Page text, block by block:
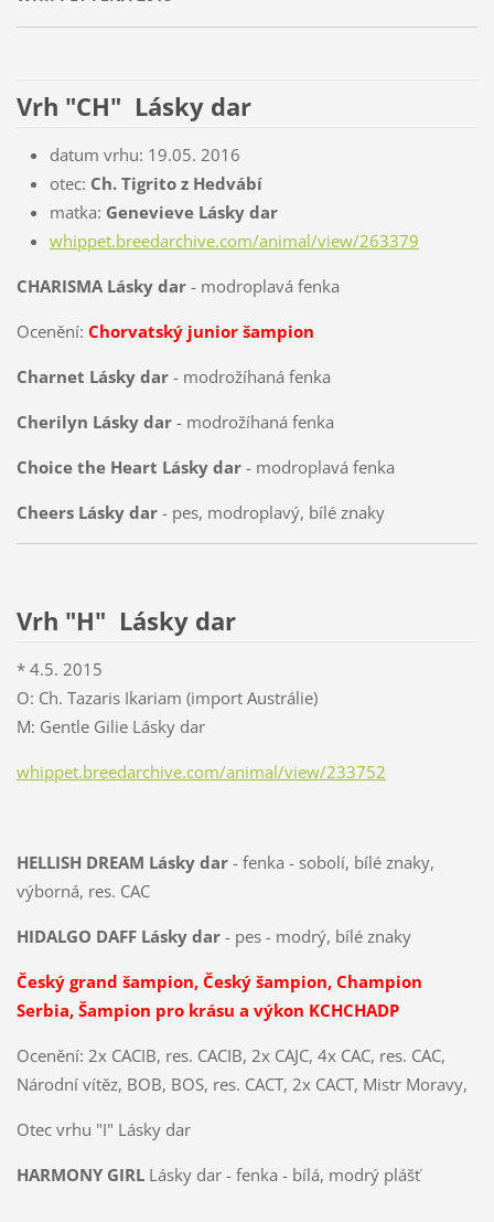
Vrh "CH" Lásky dar
datum vrhu: 19.05. 2016
otec: Ch. Tigrito z Hedvábí
matka: Genevieve Lásky dar
whippet.breedarchive.com/animal/view/263379
CHARISMA Lásky dar - modroplavá fenka
Ocenění: Chorvatský junior šampion
Charnet Lásky dar- modrožíhaná fenka
Cherilyn Lásky dar- modrožíhaná fenka
Choice the Heart Lásky dar- modroplavá fenka
Cheers Lásky dar- pes, modroplavý, bílé znaky
Vrh "H" Lásky dar
* 4.5. 2015
O: Ch. Tazaris Ikariam (import Austrálie)
M: Gentle Gilie Lásky dar
whippet.breedarchive.com/animal/view/233752
HELLISH DREAM Lásky dar- fenka - sobolí, bílé znaky,
výborná, res. CAC
HIDALGO DAFF Lásky dar- pes - modrý, bílé znaky
Český grand šampion, Český šampion, Champion
Serbia, Šampion pro krásu a výkon KCHCHADP
Ocenění: 2x CACIB, res. CACIB, 2x CAJC, 4x CAC, res. CAC,
Národní vítěz, BOB, BOS, res. CACT, 2x CACT, Mistr Moravy,
Otec vrhu "I" Lásky dar
HARMONY GIRLLásky dar - fenka - bílá, modrý plášť